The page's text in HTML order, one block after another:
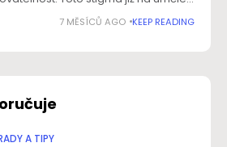
neleží. V současnosti jsou plasty
7 MĚSÍCŮ AGO KEEP READING
A TIPY